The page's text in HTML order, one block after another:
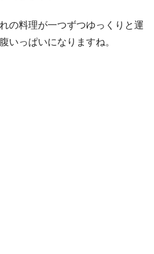
の料理が一つずつゆっくりと運
いっぱいになりますね。